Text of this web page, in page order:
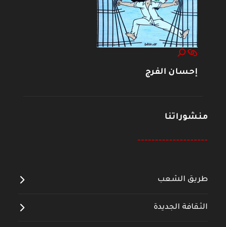
إحسان الفرج
منشوراتنا
--------------------
طريق الشعب
الثقافة الجديدة